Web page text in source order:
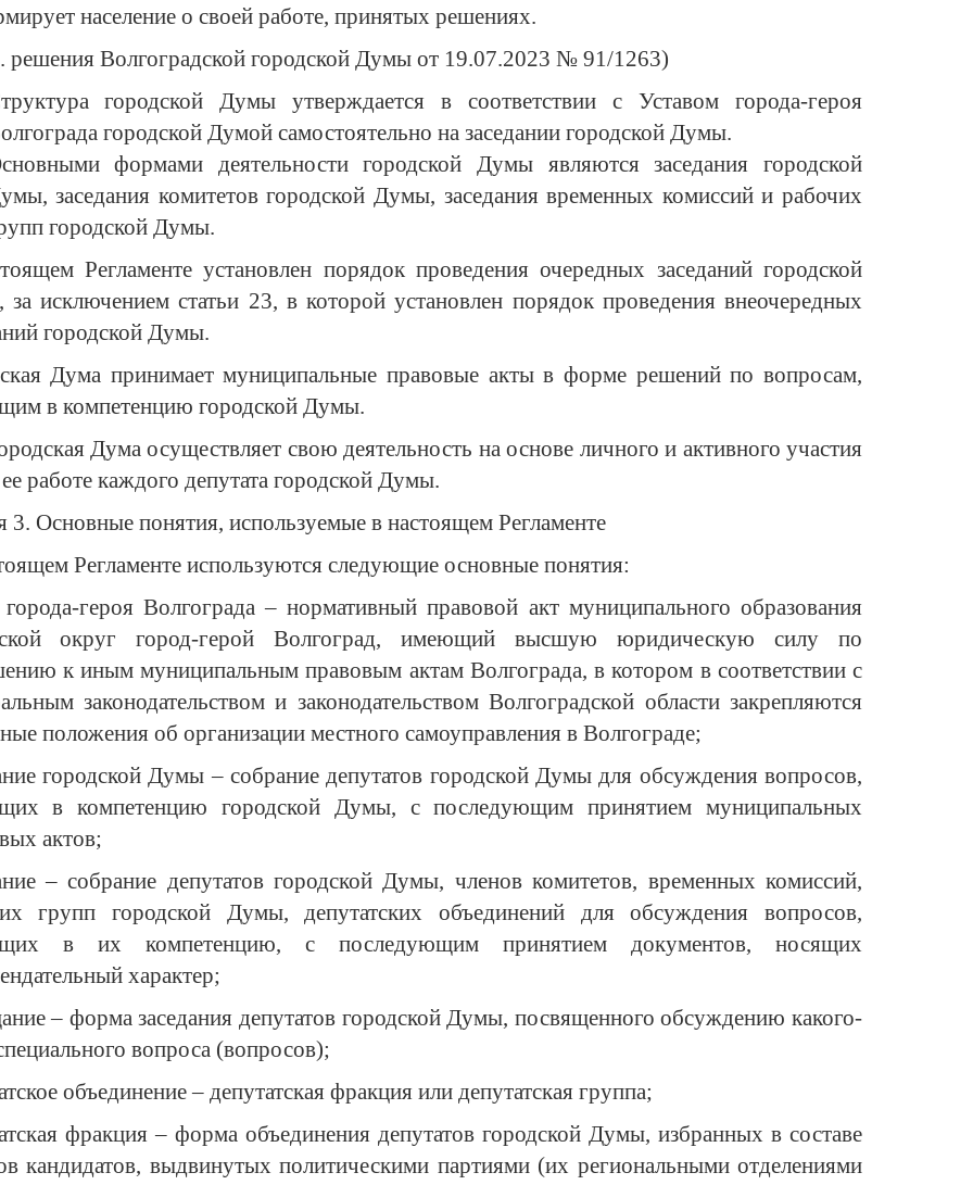
население о своей работе, принятых решениях.
решения Волгоградской городской Думы от 19.07.2023 № 91/1263)
городской Думы утверждается в соответствии с Уставом города-героя
городской Думой самостоятельно на заседании городской Думы.
формами деятельности городской Думы являются заседания городской
заседания комитетов городской Думы, заседания временных комиссий и рабочих
городской Думы.
Регламенте установлен порядок проведения очередных заседаний городской
исключением статьи 23, в которой установлен порядок проведения внеочередных
городской Думы.
Дума принимает муниципальные правовые акты в форме решений по вопросам,
в компетенцию городской Думы.
Дума осуществляет свою деятельность на основе личного и активного участия
работе каждого депутата городской Думы.
3. Основные понятия, используемые в настоящем Регламенте
Регламенте используются следующие основные понятия:
города-героя Волгограда – нормативный правовой акт муниципального образования
округ город-герой Волгоград, имеющий высшую юридическую силу по
к иным муниципальным правовым актам Волгограда, в котором в соответствии с
законодательством и законодательством Волгоградской области закрепляются
положения об организации местного самоуправления в Волгограде;
городской Думы – собрание депутатов городской Думы для обсуждения вопросов,
в компетенцию городской Думы, с последующим принятием муниципальных
актов;
– собрание депутатов городской Думы, членов комитетов, временных комиссий,
групп городской Думы, депутатских объединений для обсуждения вопросов,
в их компетенцию, с последующим принятием документов, носящих
характер;
– форма заседания депутатов городской Думы, посвященного обсуждению какого-
вопроса (вопросов);
объединение – депутатская фракция или депутатская группа;
фракция – форма объединения депутатов городской Думы, избранных в составе
кандидатов, выдвинутых политическими партиями (их региональными отделениями